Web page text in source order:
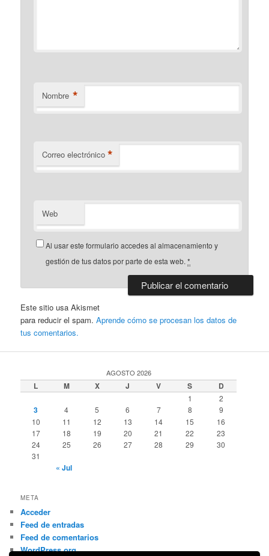
Nombre *
Correo electrónico *
Web
Al usar este formulario accedes al almacenamiento y
gestión de tus datos por parte de esta web.*
Este sitio usa Akismet
para reducir el spam.Aprende cómo se procesan los datos de
tus comentarios.
AGOSTO 2026
L M X J V S D
1 2
3 4 5 6 7 8
9
10
11 12 13 14 15
16
17
18 19 20 21 22
23
24
25 26 27 28 29
30
31
« Jul
META
Acceder
Feed de entradas
Feed de comentarios
WordPress.org